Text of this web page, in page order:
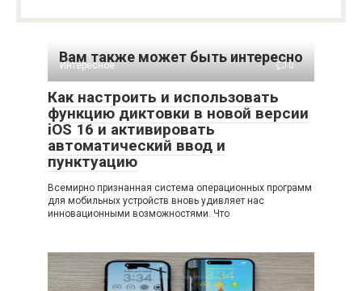
Вам также может быть интересно
Интересное 0
Как настроить и использовать
функцию диктовки в новой версии
iOS 16 и активировать
автоматический ввод и
пунктуацию
Всемирно признанная система операционных программ
для мобильных устройств вновь удивляет нас
инновационными возможностями. Что